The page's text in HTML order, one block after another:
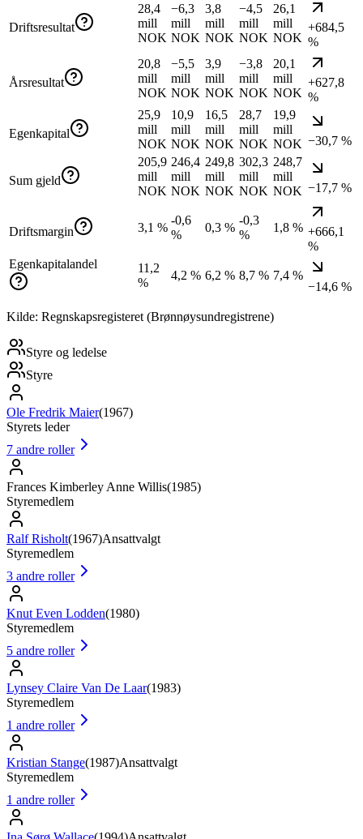
Driftsresultat
28,4
mill
NOK
−6,3
mill
NOK
3,8
mill
NOK
−4,5
mill
NOK
26,1
mill
NOK
+684,5
%
Årsresultat
20,8
mill
NOK
−5,5
mill
NOK
3,9
mill
NOK
−3,8
mill
NOK
20,1
mill
NOK
+627,8
%
Egenkapital
25,9
mill
NOK
10,9
mill
NOK
16,5
mill
NOK
28,7
mill
NOK
19,9
mill
NOK −30,7 %
Sum gjeld
205,9
mill
NOK
246,4
mill
NOK
249,8
mill
NOK
302,3
mill
NOK
248,7
mill
NOK −17,7 %
Driftsmargin 3,1 %
-0,6
%
0,3 %
-0,3
%
1,8 % +666,1
%
Egenkapitalandel
11,2
%
4,2 % 6,2 % 8,7 % 7,4 %
−14,6 %
Kilde: Regnskapsregisteret (Brønnøysundregistrene)
Styre og ledelse
Styre
Ole Fredrik Maier(1967)
Styrets leder
7 andre roller
Frances Kimberley Anne Willis(1985)
Styremedlem
Ralf Risholt(1967)Ansattvalgt
Styremedlem
3 andre roller
Knut Even Lodden(1980)
Styremedlem
5 andre roller
Lynsey Claire Van De Laar(1983)
Styremedlem
1 andre roller
Kristian Stange(1987)Ansattvalgt
Styremedlem
1 andre roller